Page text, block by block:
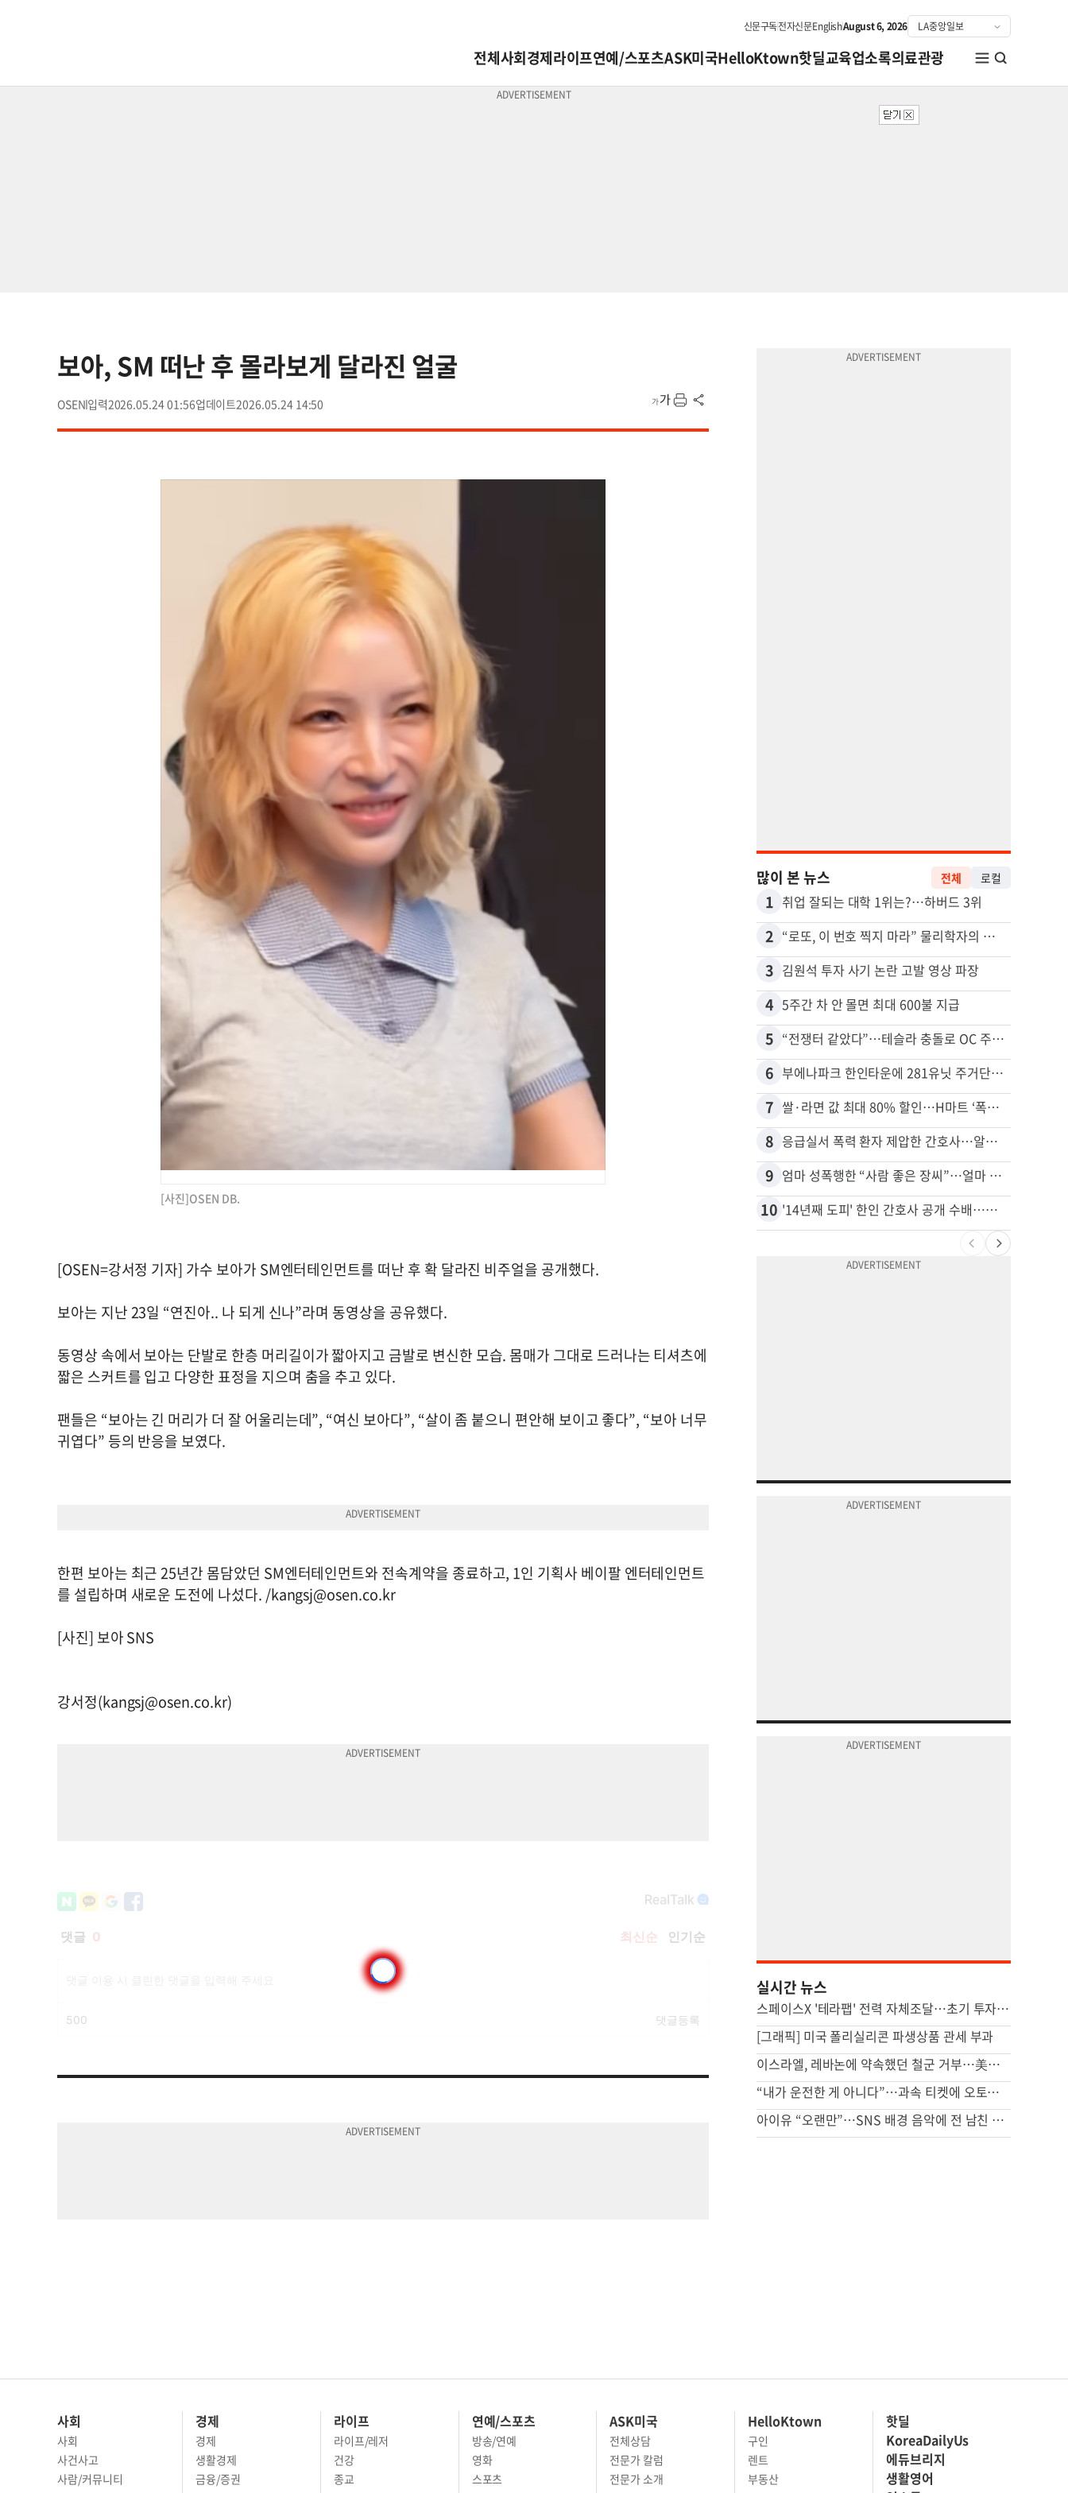
신문구독전자신문EnglishAugust 6, 2026
전체사회경제라이프연예/스포츠ASK미국HelloKtown핫딜교육업소록의료관광
보아, SM 떠난 후 몰라보게 달라진 얼굴
OSEN 2026.05.24 01:56 2026.05.24 14:50
[사진]OSEN DB.
[OSEN=강서정 기자] 가수 보아가 SM엔터테인먼트를 떠난 후 확 달라진 비주얼을 공개했다.
보아는 지난 23일 “연진아.. 나 되게 신나”라며 동영상을 공유했다.
동영상 속에서 보아는 단발로 한층 머리길이가 짧아지고 금발로 변신한 모습. 몸매가 그대로 드러나는 티셔츠에
짧은 스커트를 입고 다양한 표정을 지으며 춤을 추고 있다.
팬들은 “보아는 긴 머리가 더 잘 어울리는데”, “여신 보아다”, “살이 좀 붙으니 편안해 보이고 좋다”, “보아 너무
귀엽다” 등의 반응을 보였다.
한편 보아는 최근 25년간 몸담았던 SM엔터테인먼트와 전속계약을 종료하고, 1인 기획사 베이팔 엔터테인먼트
를 설립하며 새로운 도전에 나섰다. /kangsj@osen.co.kr
[사진] 보아 SNS
강서정(kangsj@osen.co.kr)
많이 본 뉴스 전체 로컬
1 취업 잘되는 대학 1위는?…하버드 3위
2 “로또, 이 번호 찍지 마라” 물리학자의 당첨금 높이는 비밀
3 김원석 투자 사기 논란 고발 영상 파장
4 5주간 차 안 몰면 최대 600불 지급
5 “전쟁터 같았다”…테슬라 충돌로 OC 주택 4채 파손
6 부에나파크 한인타운에 281유닛 주거단지 들어선다
7 쌀·라면 값 최대 80% 할인…H마트 ‘폭탄 세일’
8 응급실서 폭력 환자 제압한 간호사…알고 보니
9 엄마 성폭행한 “사람 좋은 장씨”…얼마 뒤 딸 배도 불러왔다
10 '14년째 도피' 한인 간호사 공개 수배…메디케어 사기 유죄
실시간 뉴스
스페이스X '테라팹' 전력 자체조달…초기 투자 24조원
[그래픽] 미국 폴리실리콘 파생상품 관세 부과
이스라엘, 레바논에 약속했던 철군 거부…美중재 삐그덕
“내가 운전한 게 아니다”…과속 티켓에 오토파일럿 탓한 운전자
아이유 “오랜만”…SNS 배경 음악에 전 남친 장기하 노래 ‘픽’
사회
사회
경제
경제
라이프
라이프/레저
연예/스포츠
방송/연예
ASK미국
전체상담
HelloKtown
구인
핫딜
KoreaDailyUs